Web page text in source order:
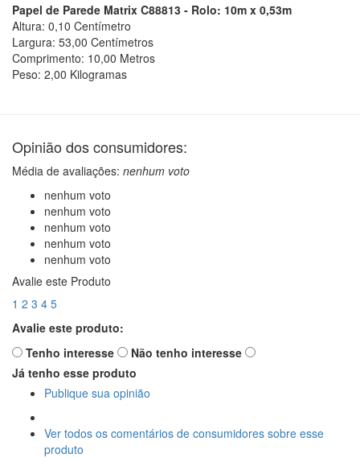
Papel de Parede Matrix C88813 - Rolo: 10m x 0,53m
Altura: 0,10 Centímetro
Largura: 53,00 Centímetros
Comprimento: 10,00 Metros
Peso: 2,00 Kilogramas
Opinião dos consumidores:
Média de avaliações: nenhum voto
nenhum voto
nenhum voto
nenhum voto
nenhum voto
nenhum voto
Avalie este Produto
1 2 3 4 5
Avalie este produto:
Tenho interesse
Não tenho interesse
Já tenho esse produto
Publique sua opinião
Ver todos os comentários de consumidores sobre esse
produto